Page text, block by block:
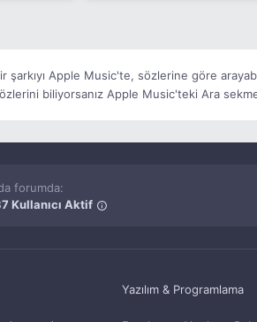
şarkıyı Apple Music'te, sözlerine göre
biliyorsanız Apple Music'teki Ara
forumda:
Kullanıcı Aktif
Yazılım & Programlama